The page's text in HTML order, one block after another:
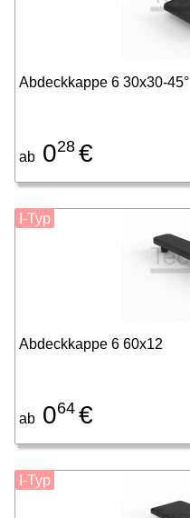
Abdeckkappe 6 30x30-45°
ab 028 €
Abdeckkappe 6 60x12
ab 064 €
I-Typ
I-Typ